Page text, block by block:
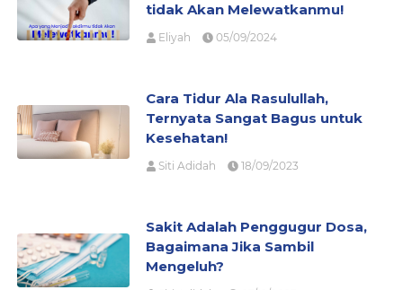
tidak Akan Melewatkanmu!
Eliyah 05/09/2024
Cara Tidur Ala Rasulullah,
Ternyata Sangat Bagus untuk
Kesehatan!
Siti Adidah 18/09/2023
Sakit Adalah Penggugur Dosa,
Bagaimana Jika Sambil
Mengeluh?